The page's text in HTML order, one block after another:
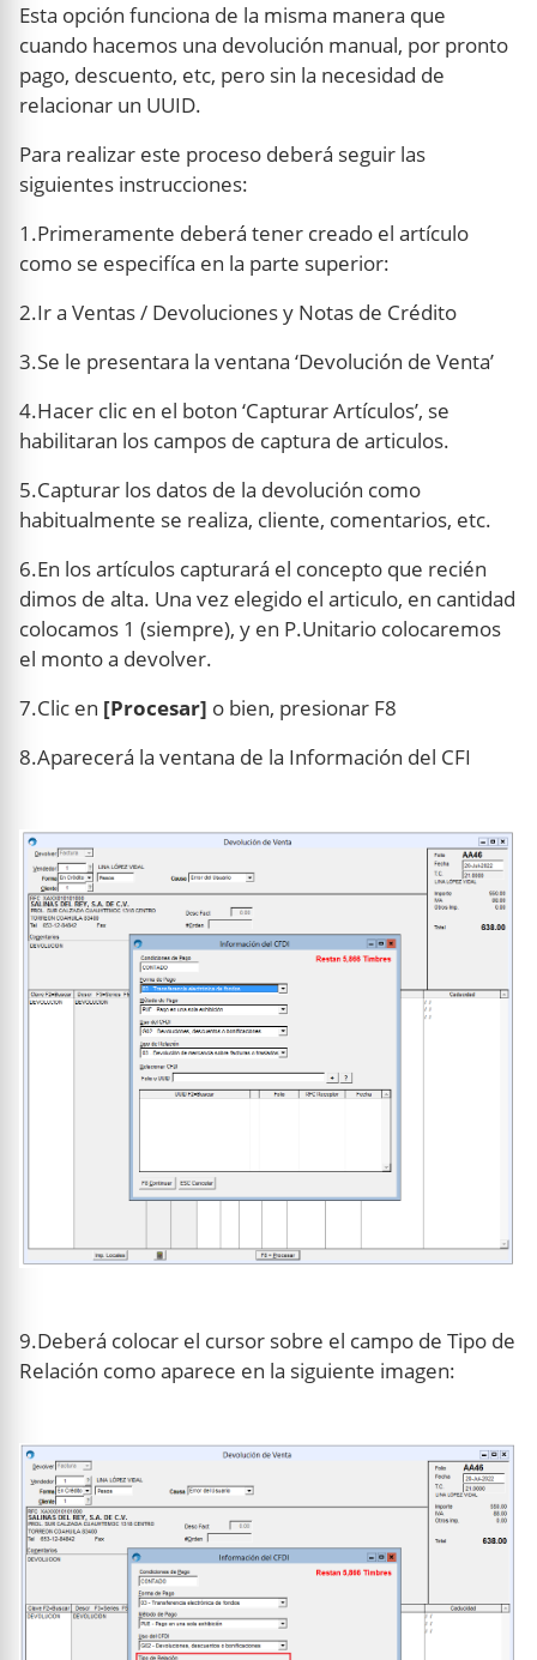
Esta opción funciona de la misma manera que
cuando hacemos una devolución manual, por pronto
pago, descuento, etc, pero sin la necesidad de
relacionar un UUID.
Para realizar este proceso deberá seguir las
siguientes instrucciones:
1.Primeramente deberá tener creado el artículo
como se especifíca en la parte superior:
2.Ir a Ventas / Devoluciones y Notas de Crédito
3.Se le presentara la ventana ‘Devolución de Venta’
4.Hacer clic en el boton ‘Capturar Artículos’, se
habilitaran los campos de captura de articulos.
5.Capturar los datos de la devolución como
habitualmente se realiza, cliente, comentarios, etc.
6.En los artículos capturará el concepto que recién
dimos de alta. Una vez elegido el articulo, en cantidad
colocamos 1 (siempre), y en P.Unitario colocaremos
el monto a devolver.
7.Clic en [Procesar] o bien, presionar F8
8.Aparecerá la ventana de la Información del CFI
9.Deberá colocar el cursor sobre el campo de Tipo de
Relación como aparece en la siguiente imagen: